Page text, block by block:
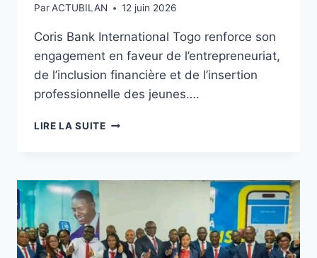
ParACTUBILAN 12 juin 2026
Coris Bank International Togo renforce son
engagement en faveur de l’entrepreneuriat,
de l’inclusion financière et de l’insertion
professionnelle des jeunes….
LIRE LA SUITECORIS
BOOSTE
ENTREPRENEURS